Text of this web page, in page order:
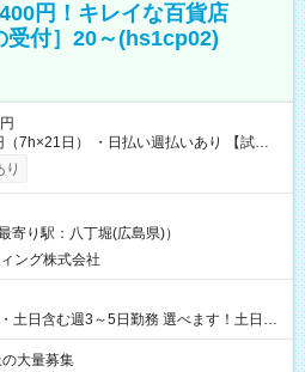
円！キレイな百貨店
受付］20～(hs1cp02)
日） ・日払い週払いあり 【試用
り
寄り駅：八丁堀(広島県)）
ング株式会社
土日含む週3～5日勤務 選べます！土日も
有りません！
大量募集